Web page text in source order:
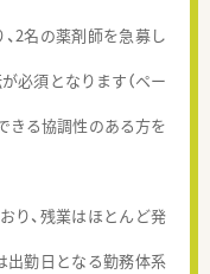
2名の薬剤師を急募し
必須となります（ペー
きる協調性のある方を
り、残業はほとんど発
出勤日となる勤務体系